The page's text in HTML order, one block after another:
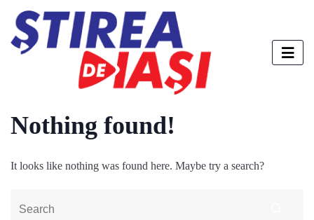
Nothing found!
It looks like nothing was found here. Maybe try a search?